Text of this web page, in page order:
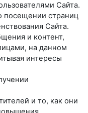
Сайта.
посещении страниц
Сайта.
и контент,
на данном
интересы
и то, как они